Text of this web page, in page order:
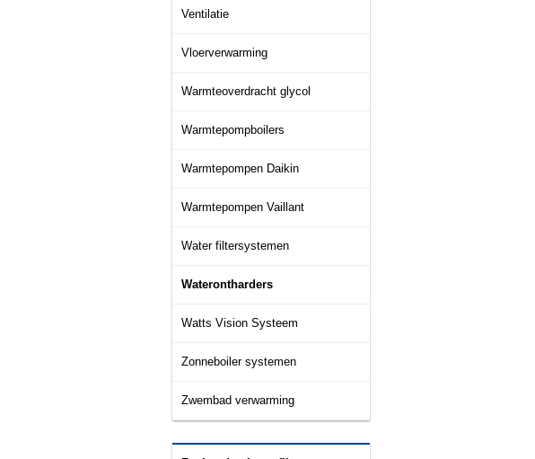
Ventilatie
Vloerverwarming
Warmteoverdracht glycol
Warmtepompboilers
Warmtepompen Daikin
Warmtepompen Vaillant
Water filtersystemen
Waterontharders
Watts Vision Systeem
Zonneboiler systemen
Zwembad verwarming